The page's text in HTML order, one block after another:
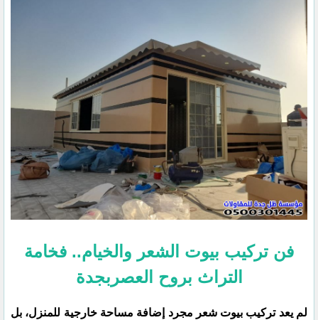
فن تركيب بيوت الشعر والخيام.. فخامة
التراث بروح العصربجدة
​لم يعد تركيب بيوت شعر مجرد إضافة مساحة خارجية للمنزل، بل